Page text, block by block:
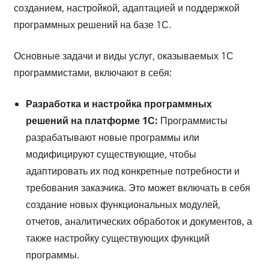
созданием, настройкой, адаптацией и поддержкой
программных решений на базе 1С.
Основные задачи и виды услуг, оказываемых 1С
программистами, включают в себя:
Разработка и настройка программных
решений на платформе 1С: Программисты
разрабатывают новые программы или
модифицируют существующие, чтобы
адаптировать их под конкретные потребности и
требования заказчика. Это может включать в себя
создание новых функциональных модулей,
отчетов, аналитических обработок и документов, а
также настройку существующих функций
программы.